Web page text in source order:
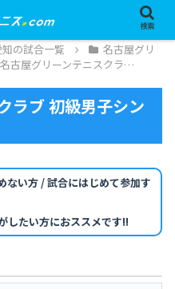
知の試合一覧
名古屋グリ
名古屋グリーンテニスクラ…
ラブ 初級男子シン
ない方 / 試合にはじめて参加す
したい方におススメです!!
検索